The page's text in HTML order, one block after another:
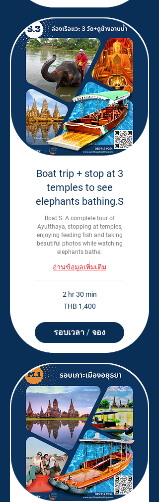
Boat trip + stop at 3
temples to see
elephants bathing.S
Boat S: A complete tour of
Ayutthaya, stopping at temples,
enjoying feeding fish and taking
beautiful photos while watching
elephants bathe.
อ่านข้อมูลเพิ่มเติม
2 hr 30 min
THB 1,400
รอบเวลา / จอง